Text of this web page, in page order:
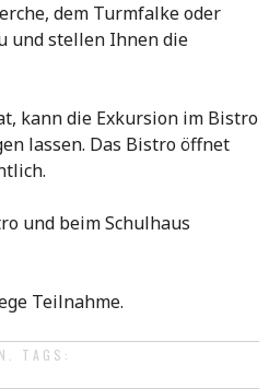
dem Turmfalke oder
und stellen Ihnen die
kann die Exkursion im Bistro
lassen. Das Bistro öffnet
und beim Schulhaus
Teilnahme.
. TAGS: